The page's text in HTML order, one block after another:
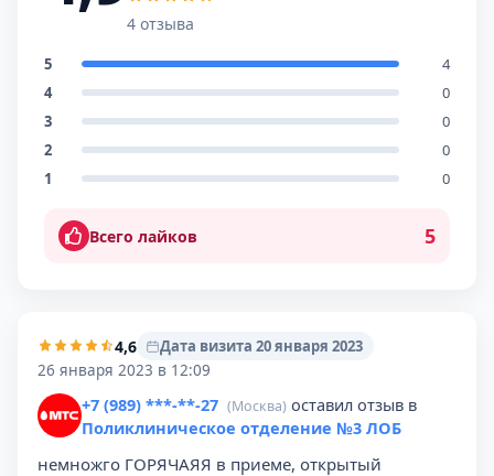
4 отзыва
5
4
4
0
3
0
2
0
1
0
Всего лайков 5
4,6
Дата визита 20 января 2023
26 января 2023 в 12:09
+7 (989) ***-**-27 (Москва) оставил отзыв в
Поликлиническое отделение №3 ЛОБ
немножго ГОРЯЧАЯЯ в приеме, открытый